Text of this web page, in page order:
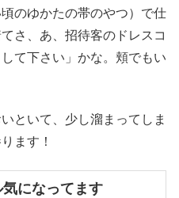
のゆかたの帯のやつ）で仕
さ、あ、招待客のドレスコ
て下さい」かな。頬でもい
といて、少し溜まってしま
ます！
になってます